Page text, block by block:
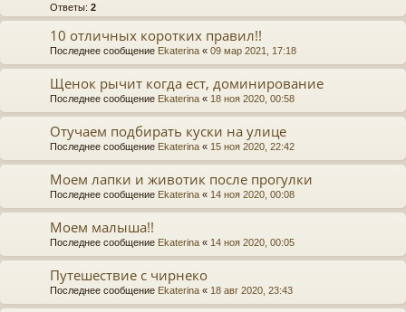
Ответы: 2
10 отличных коротких правил!!
Последнее сообщение Ekaterina « 09 мар 2021, 17:18
Щенок рычит когда ест, доминирование
Последнее сообщение Ekaterina « 18 ноя 2020, 00:58
Отучаем подбирать куски на улице
Последнее сообщение Ekaterina « 15 ноя 2020, 22:42
Моем лапки и животик после прогулки
Последнее сообщение Ekaterina « 14 ноя 2020, 00:08
Моем малыша!!
Последнее сообщение Ekaterina « 14 ноя 2020, 00:05
Путешествие с чирнеко
Последнее сообщение Ekaterina « 18 авг 2020, 23:43